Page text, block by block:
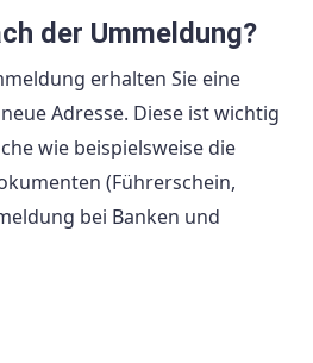
der Ummeldung?
erhalten Sie eine
Adresse. Diese ist wichtig
wie beispielsweise die
(Führerschein,
bei Banken und